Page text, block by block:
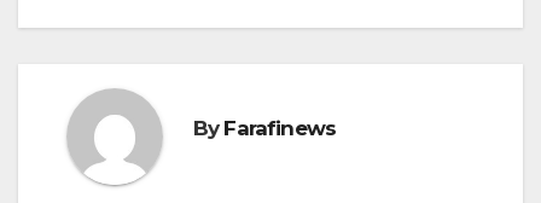
By Farafinews